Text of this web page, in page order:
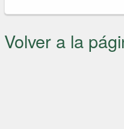
Volver a la